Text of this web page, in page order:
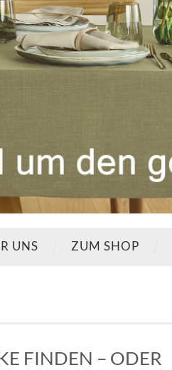
UNS ZUM SHOP
FINDEN – ODER